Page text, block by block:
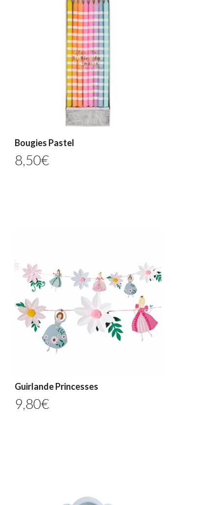
Bougies Pastel
8,50€
Guirlande Princesses
9,80€